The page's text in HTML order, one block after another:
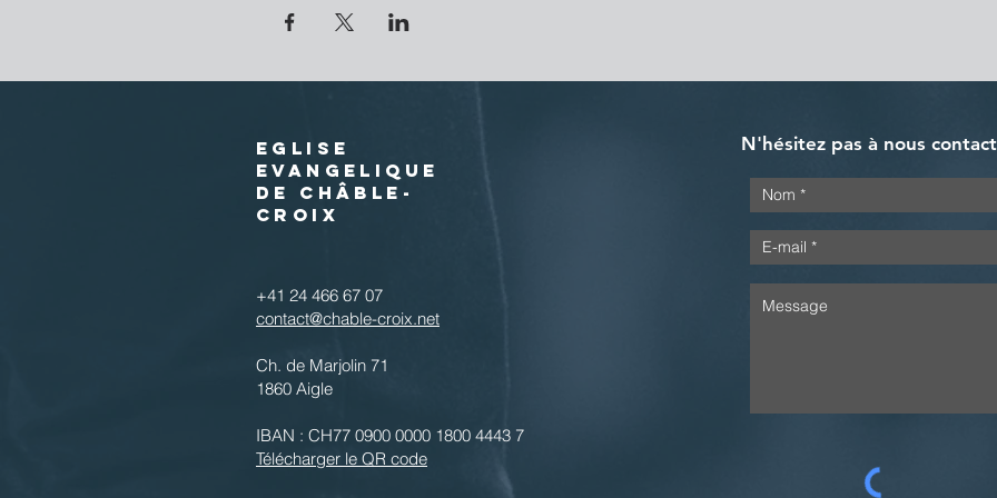
EGLISE
EVANGELIQUE
DE CHÂBLE-
CROIX
+41 24 466 67 07
contact@chable-croix.net
Ch. de Marjolin 71
1860 Aigle
IBAN : CH77 0900 0000 1800 4443 7
Télécharger le QR code
N'hésitez pas à nous